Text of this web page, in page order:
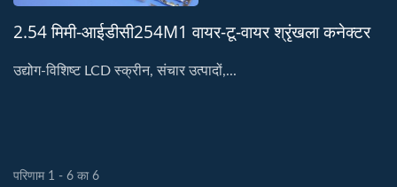
2.54 मिमी-आईडीसी254M1 वायर-टू-वायर श्रृंखला कनेक्टर
उद्योग-विशिष्ट LCD स्क्रीन, संचार उत्पादों,...
परिणाम 1 - 6 का 6